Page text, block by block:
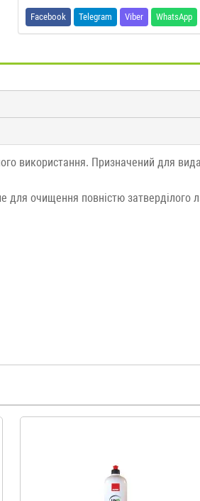
Facebook Telegram Viber WhatsApp
використання. Призначений для
очищення повністю затверділого